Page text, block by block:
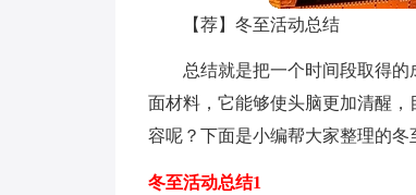
【荐】冬至活动总结
总结就是把一个时间段取得
面材料，它能够使头脑更加清醒
容呢？下面是小编帮大家整理的冬
冬至活动总结1